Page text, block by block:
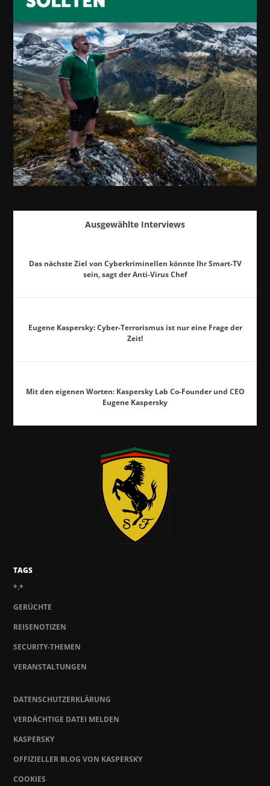
Ausgewählte Interviews
Das nächste Ziel von Cyberkriminellen könnte Ihr Smart-TV
sein, sagt der Anti-Virus Chef
Eugene Kaspersky: Cyber-Terrorismus ist nur eine Frage der
Zeit!
Mit den eigenen Worten: Kaspersky Lab Co-Founder und CEO
Eugene Kaspersky
TAGS
*.*
GERÜCHTE
REISENOTIZEN
SECURITY-THEMEN
VERANSTALTUNGEN
DATENSCHUTZERKLÄRUNG
VERDÄCHTIGE DATEI MELDEN
KASPERSKY
OFFIZIELLER BLOG VON KASPERSKY
COOKIES